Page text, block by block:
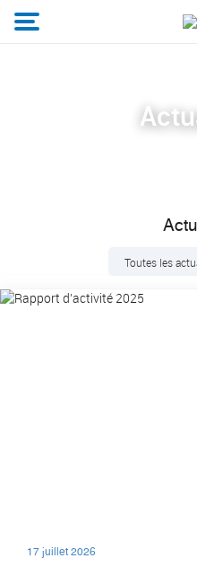
Toutes les
17 juillet 2026